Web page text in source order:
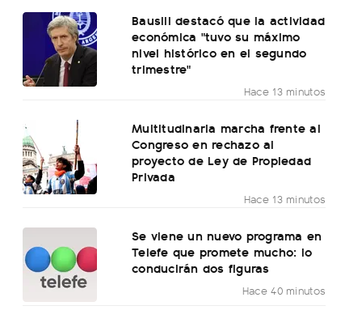
Bausili destacó que la actividad
económica "tuvo su máximo
nivel histórico en el segundo
trimestre"
Hace 13 minutos
Multitudinaria marcha frente al
Congreso en rechazo al
proyecto de Ley de Propiedad
Privada
Hace 13 minutos
Se viene un nuevo programa en
Telefe que promete mucho: lo
conducirán dos figuras
Hace 40 minutos